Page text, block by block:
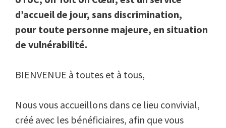
d’accueil de jour, sans discrimination,
pour toute personne majeure, en situation
de vulnérabilité.
BIENVENUE à toutes et à tous,
Nous vous accueillons dans ce lieu convivial,
créé avec les bénéficiaires, afin que vous